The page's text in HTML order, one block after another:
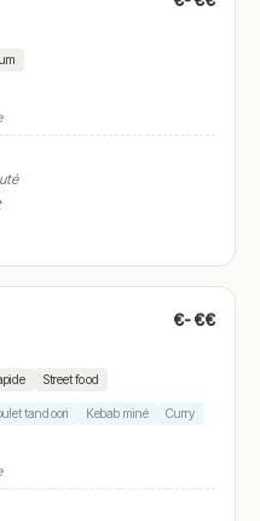
€-€€
Street food
tandoori Kebab miné Curry